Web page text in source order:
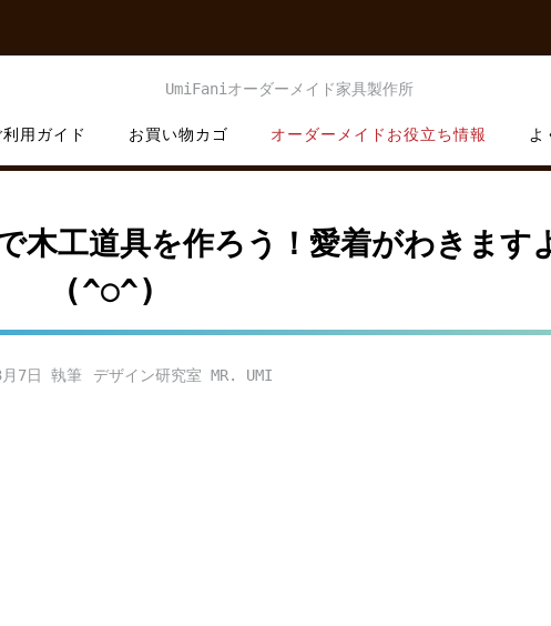
利用ガイド お買い物カゴ オーダーメイドお役立ち情報 よ
木工道具を作ろう！愛着がわきます
(^○^)
7日 デザイン研究室 MR. UMI